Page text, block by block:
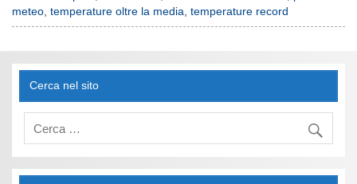
meteo,temperature oltre la media,temperature record
Cerca nel sito